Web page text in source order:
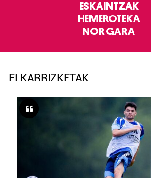
ESKAINTZAK
HEMEROTEKA
NOR GARA
ELKARRIZKETAK